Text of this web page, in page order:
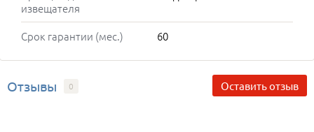
извещателя
Срок гарантии (мес.) 60
Отзывы 0 Оставить отзыв